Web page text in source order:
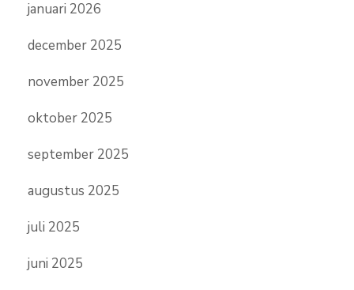
januari 2026
december 2025
november 2025
oktober 2025
september 2025
augustus 2025
juli 2025
juni 2025